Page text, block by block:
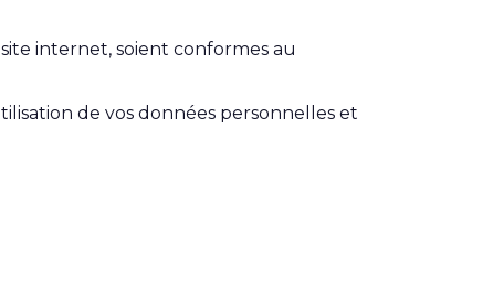
internet, soient conformes au
de vos données personnelles et